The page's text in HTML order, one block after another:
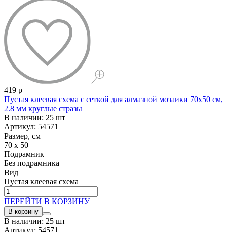
419 р
Пустая клеевая схема с сеткой для алмазной мозаики 70x50 см,
2.8 мм круглые стразы
В наличии: 25 шт
Артикул: 54571
Размер, см
70 x 50
Подрамник
Без подрамника
Вид
Пустая клеевая схема
ПЕРЕЙТИ В КОРЗИНУ
В корзину
В наличии: 25 шт
Артикул: 54571